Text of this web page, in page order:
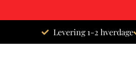
Levering 1-2 hverdage